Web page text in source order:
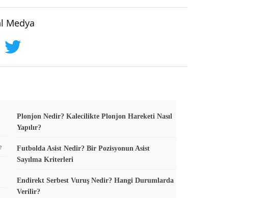
Medya
Plonjon Nedir? Kalecilikte Plonjon Hareketi Nasıl
Yapılır?
Futbolda Asist Nedir? Bir Pozisyonun Asist
Sayılma Kriterleri
Endirekt Serbest Vuruş Nedir? Hangi Durumlarda
Verilir?